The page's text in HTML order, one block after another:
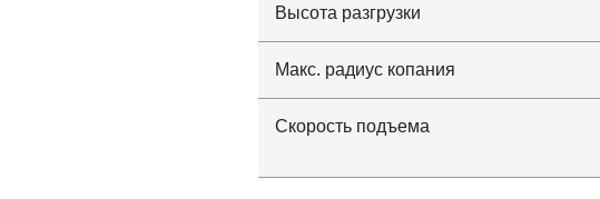
Высота разгрузки
Макс. радиус копания
Скорость подъема